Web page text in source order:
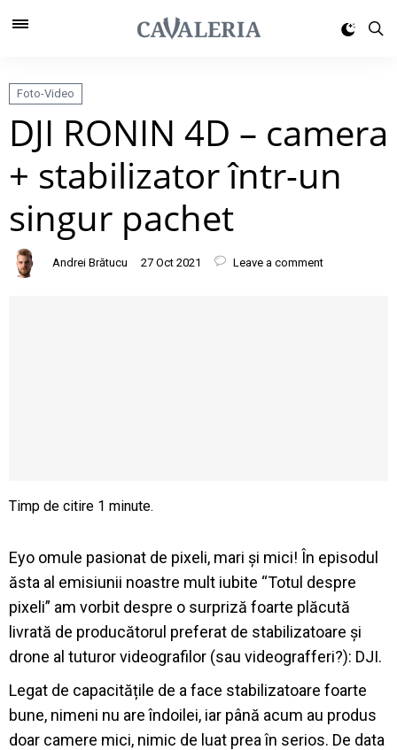
Foto-Video
DJI RONIN 4D – camera
+ stabilizator într-un
singur pachet
Andrei Brătucu 27 Oct 2021 Leave a comment
Eyo omule pasionat de pixeli, mari și mici! În episodul
ăsta al emisiunii noastre mult iubite “Totul despre
pixeli” am vorbit despre o surpriză foarte plăcută
livrată de producătorul preferat de stabilizatoare și
drone al tuturor videografilor (sau videografferi?): DJI.
Legat de capacitățile de a face stabilizatoare foarte
bune, nimeni nu are îndoilei, iar până acum au produs
doar camere mici, nimic de luat prea în serios. De data